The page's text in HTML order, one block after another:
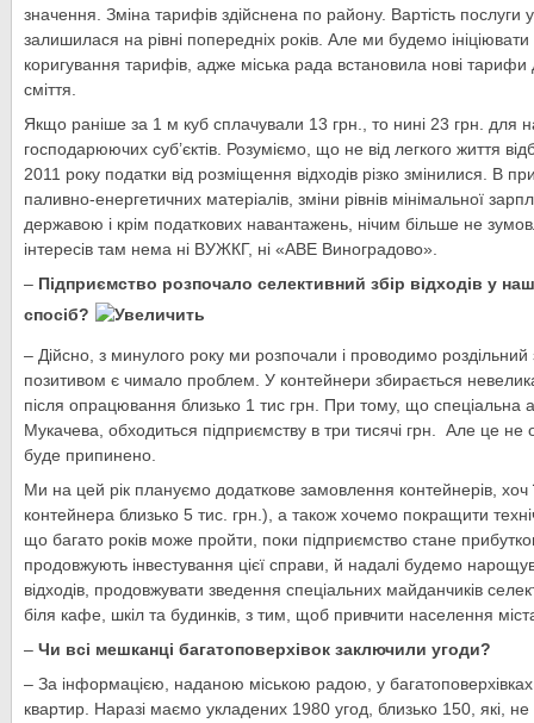
значення. Зміна тарифів здійснена по району. Вартість послуги у
залишилася на рівні попередніх років. Але ми будемо
коригування тарифів, адже міська рада встановила нові
сміття.
Якщо раніше за 1 м куб сплачували 13 грн., то нині 23 грн. для
господарюючих суб’єктів. Розуміємо, що не від легкого життя
2011 року податки від розміщення відходів різко змінилися. В
паливно-енергетичних матеріалів, зміни рівнів мінімальної
державою і крім податкових навантажень, нічим більше не
інтересів там нема ні ВУЖКГ, ні «АВЕ Виноградово».
– Підприємство розпочало селективний збір відходів у
спосіб?
– Дійсно, з минулого року ми розпочали і проводимо роздільний
позитивом є чимало проблем. У контейнери збирається невелика
після опрацювання близько 1 тис грн. При тому, що спеціальна
Мукачева, обходиться підприємству в три тисячі грн. Але це не
буде припинено.
Ми на цей рік плануємо додаткове замовлення контейнерів, хоч
контейнера близько 5 тис. грн.), а також хочемо покращити
що багато років може пройти, поки підприємство стане
продовжують інвестування цієї справи, й надалі будемо
відходів, продовжувати зведення спеціальних майданчиків
біля кафе, шкіл та будинків, з тим, щоб привчити населення
– Чи всі мешканці багатоповерхівок заключили угоди?
– За інформацією, наданою міською радою, у багатоповерхівках
квартир. Наразі маємо укладених 1980 угод, близько 150, які,